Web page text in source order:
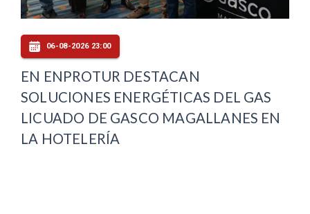
06-08-2026 23:00
EN ENPROTUR DESTACAN
SOLUCIONES ENERGÉTICAS DEL GAS
LICUADO DE GASCO MAGALLANES EN
LA HOTELERÍA